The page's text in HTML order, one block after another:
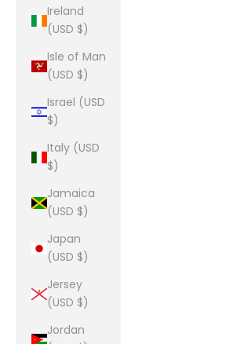
Ireland
(USD $)
Isle of Man
(USD $)
Israel (USD
$)
Italy (USD
$)
Jamaica
(USD $)
Japan
(USD $)
Jersey
(USD $)
Jordan